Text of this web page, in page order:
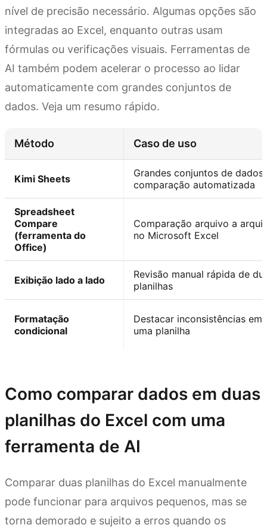
nível de precisão necessário. Algumas opções são
integradas ao Excel, enquanto outras usam
fórmulas ou verificações visuais. Ferramentas de
AI também podem acelerar o processo ao lidar
automaticamente com grandes conjuntos de
dados. Veja um resumo rápido.
Método Caso de uso
Kimi Sheets
Grandes conjuntos de dados,
comparação automatizada
Spreadsheet
Compare
(ferramenta do
Office)
Comparação arquivo a
no Microsoft Excel
Exibição lado a lado
Revisão manual rápida de
planilhas
Formatação
condicional
Destacar inconsistências em
uma planilha
Como comparar dados em duas
planilhas do Excel com uma
ferramenta de AI
Comparar duas planilhas do Excel manualmente
pode funcionar para arquivos pequenos, mas se
torna demorado e sujeito a erros quando os